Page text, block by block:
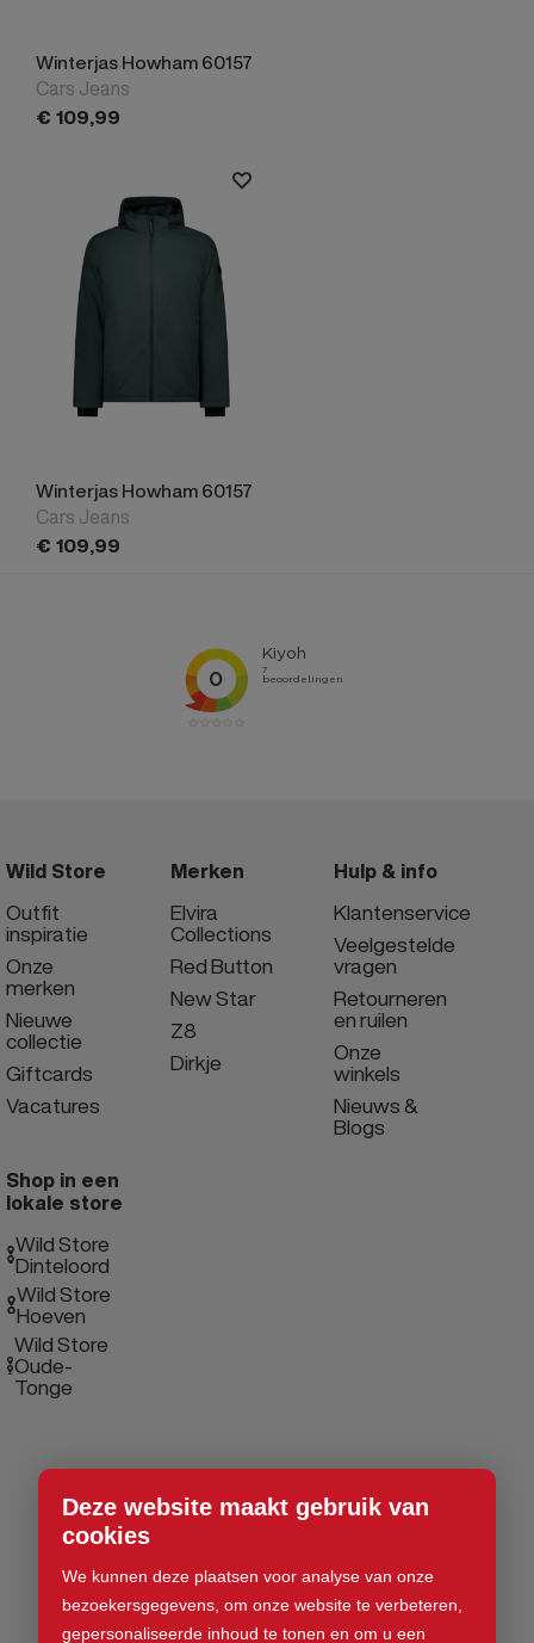
Deze website maakt gebruik van
cookies
We kunnen deze plaatsen voor analyse van onze
bezoekersgegevens, om onze website te verbeteren,
gepersonaliseerde inhoud te tonen en om u een
Winterjas Howham 60157
Cars Jeans
€ 109,99
Winterjas Howham 60157
Cars Jeans
€ 109,99
Wild Store
Outfit
inspiratie
Onze
merken
Nieuwe
collectie
Giftcards
Vacatures
Merken
Elvira
Collections
Red Button
New Star
Z8
Dirkje
Hulp & info
Klantenservice
Veelgestelde
vragen
Retourneren
en ruilen
Onze
winkels
Nieuws &
Blogs
Shop in een
lokale store
Wild Store
Dinteloord
Wild Store
Hoeven
Wild Store
Oude-
Tonge